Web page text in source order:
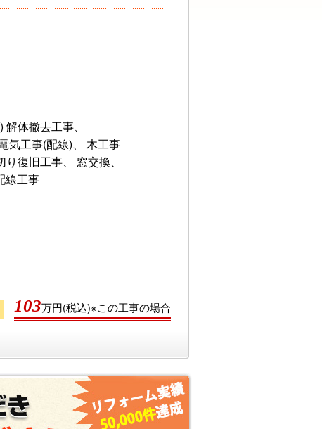
体撤去工事、
気工事(配線)、 木工事
復旧工事、 窓交換、
線工事
103万円(税込)※この工事の場合